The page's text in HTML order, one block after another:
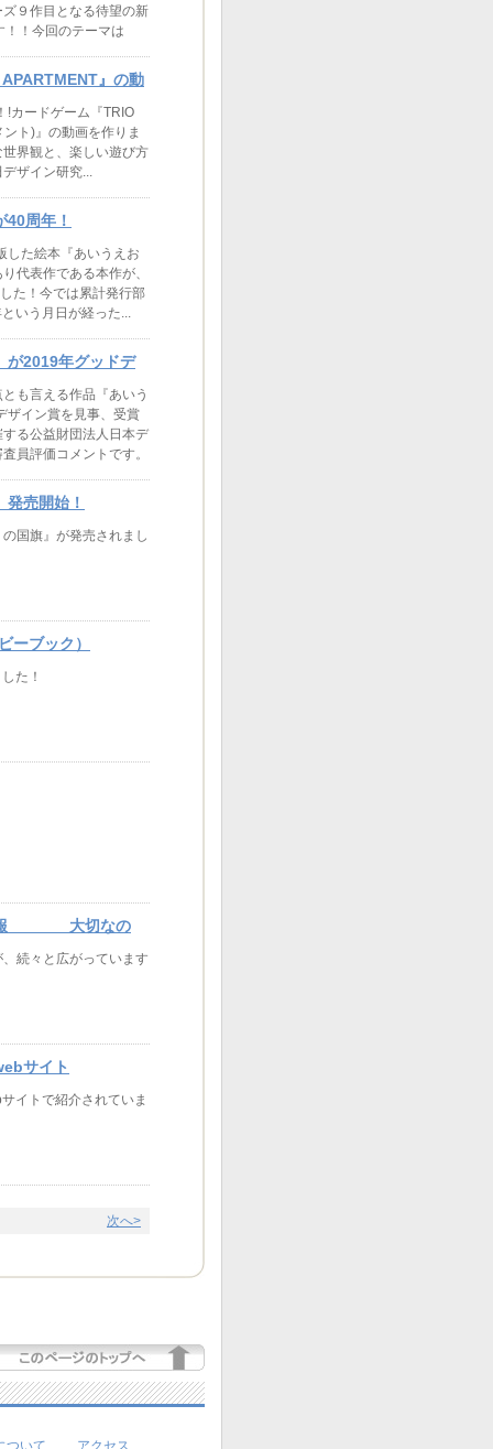
９作目となる待望の新
！今回のテーマは
』の動
!カードゲーム『TRIO
ト)』の動画を作りま
界観と、楽しい遊び方
ザイン研究...
周年！
した絵本『あいうえお
代表作である本作が、
た！今では累計発行部
いう月日が経った...
が2019年グッドデ
も言える作品『あいう
ザイン賞を見事、受賞
る公益財団法人日本デ
員評価コメントです。
売開始！
国旗』が発売されまし
ーブック）
た！
情報 大切なの
続々と広がっています
サイト
イトで紹介されていま
次へ>
ついて アクセス